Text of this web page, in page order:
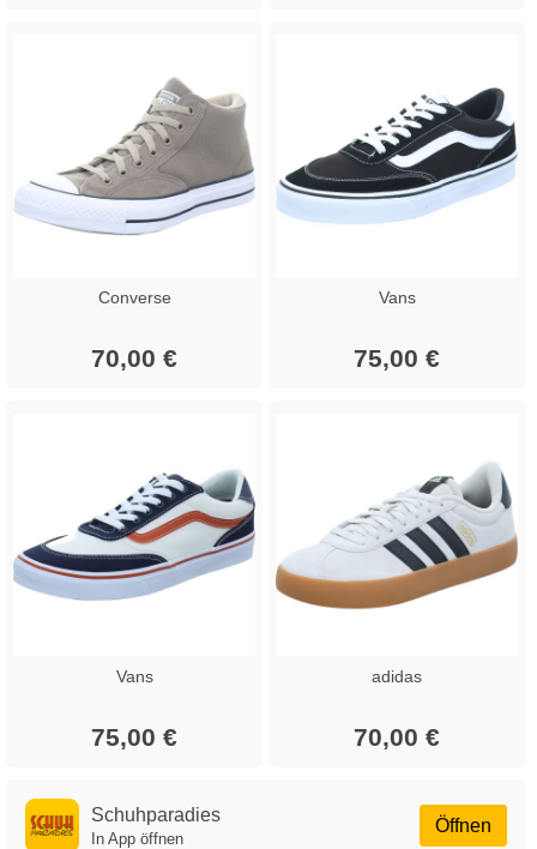
Converse
70,00 €
Vans
75,00 €
Vans
75,00 €
adidas
70,00 €
Öffnen
Schuhparadies
In App öffnen